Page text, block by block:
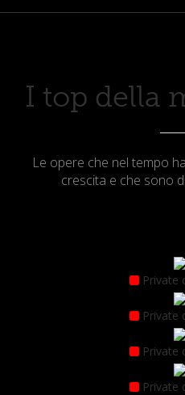
I top della
Le opere che nel tempo
crescita e che sono
Private
Private
Private
Private